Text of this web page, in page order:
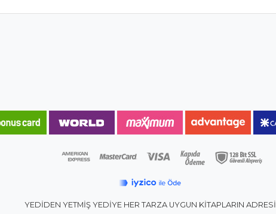
YEDİDEN YETMİŞ YEDİYE HER TARZA UYGUN KİTAPLARIN ADRESİ